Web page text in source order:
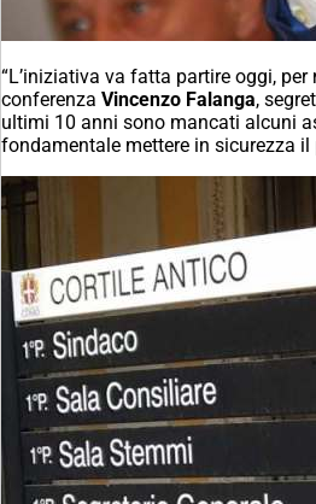
“L’iniziativa va fatta partire oggi,
conferenza Vincenzo Falanga,
ultimi 10 anni sono mancati alcuni
fondamentale mettere in sicurezza